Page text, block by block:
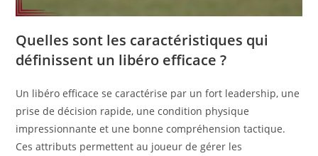
Quelles sont les caractéristiques qui
définissent un libéro efficace ?
Un libéro efficace se caractérise par un fort leadership, une
prise de décision rapide, une condition physique
impressionnante et une bonne compréhension tactique.
Ces attributs permettent au joueur de gérer les